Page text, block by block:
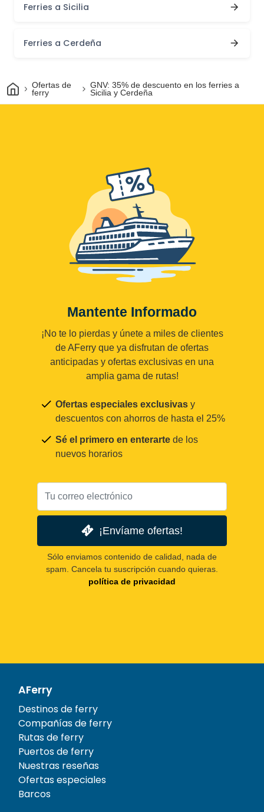
Ferries a Sicilia
Ferries a Cerdeña
InicioOfertas de
ferry
GNV: 35% de descuento en los ferries a
Sicilia y Cerdeña
Mantente Informado
¡No te lo pierdas y únete a miles de clientes
de AFerry que ya disfrutan de ofertas
anticipadas y ofertas exclusivas en una
amplia gama de rutas!
Ofertas especiales exclusivas y
descuentos con ahorros de hasta el 25%
Sé el primero en enterarte de los
nuevos horarios
¡Envíame ofertas!
Sólo enviamos contenido de calidad, nada de
spam. Cancela tu suscripción cuando quieras.
política de privacidad
AFerry
Destinos de ferry
Compañías de ferry
Rutas de ferry
Puertos de ferry
Nuestras reseñas
Ofertas especiales
Barcos